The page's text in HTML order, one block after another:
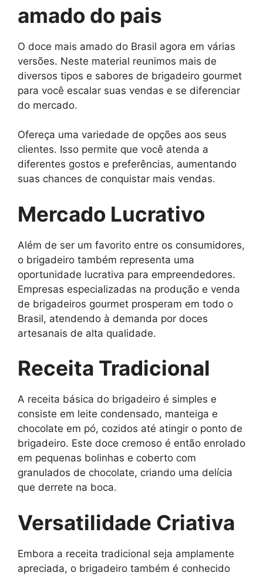
amado do pais
O doce mais amado do Brasil agora em várias
versões. Neste material reunimos mais de
diversos tipos e sabores de brigadeiro gourmet
para você escalar suas vendas e se diferenciar
do mercado.
Ofereça uma variedade de opções aos seus
clientes. Isso permite que você atenda a
diferentes gostos e preferências, aumentando
suas chances de conquistar mais vendas.
Mercado Lucrativo
Além de ser um favorito entre os consumidores,
o brigadeiro também representa uma
oportunidade lucrativa para empreendedores.
Empresas especializadas na produção e venda
de brigadeiros gourmet prosperam em todo o
Brasil, atendendo à demanda por doces
artesanais de alta qualidade.
Receita Tradicional
A receita básica do brigadeiro é simples e
consiste em leite condensado, manteiga e
chocolate em pó, cozidos até atingir o ponto de
brigadeiro. Este doce cremoso é então enrolado
em pequenas bolinhas e coberto com
granulados de chocolate, criando uma delícia
que derrete na boca.
Versatilidade Criativa
Embora a receita tradicional seja amplamente
apreciada, o brigadeiro também é conhecido